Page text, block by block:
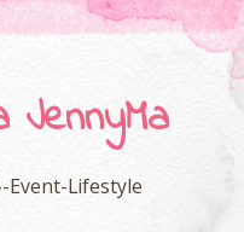
Event-Lifestyle